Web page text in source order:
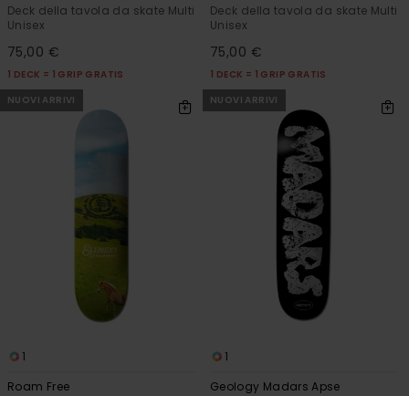
Deck della tavola da skate Multi
Unisex
75,00 €
1 DECK = 1 GRIP GRATIS
Deck della tavola da skate Multi
Unisex
75,00 €
1 DECK = 1 GRIP GRATIS
NUOVI ARRIVI
1
Roam Free
NUOVI ARRIVI
1
Geology Madars Apse